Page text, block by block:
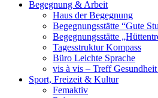
Begegnung & Arbeit
Haus der Begegnung
Begegnungsstätte “Gute
Begegnungsstätte
Tagesstruktur Kompass
Büro Leichte Sprache
vis à vis – Treff
Sport, Freizeit & Kultur
Femaktiv